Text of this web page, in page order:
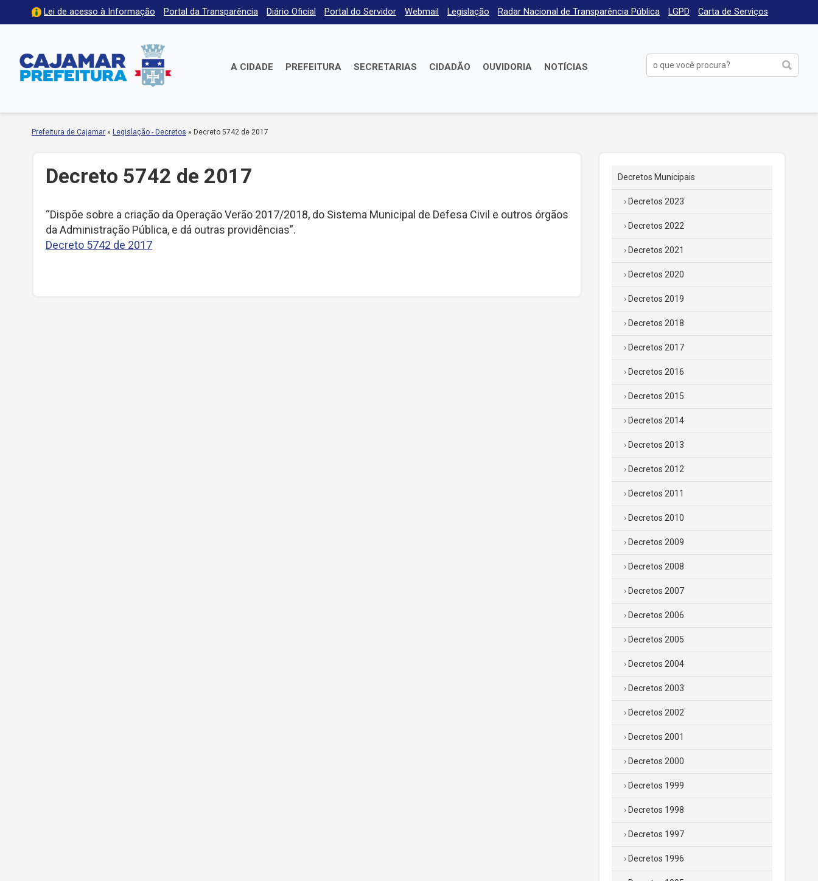
Lei de acesso à Informação Portal da Transparência Diário Oficial Portal do Servidor Webmail Legislação Radar Nacional de Transparência Pública LGPD Carta de Serviços
A CIDADE PREFEITURA SECRETARIAS CIDADÃO OUVIDORIA NOTÍCIAS
Prefeitura de Cajamar » Legislação - Decretos » Decreto 5742 de 2017
Decreto 5742 de 2017
“Dispõe sobre a criação da Operação Verão 2017/2018, do Sistema Municipal de Defesa Civil e outros órgãos
da Administração Pública, e dá outras providências”.
Decreto 5742 de 2017
Decretos Municipais
Decretos 2023
Decretos 2022
Decretos 2021
Decretos 2020
Decretos 2019
Decretos 2018
Decretos 2017
Decretos 2016
Decretos 2015
Decretos 2014
Decretos 2013
Decretos 2012
Decretos 2011
Decretos 2010
Decretos 2009
Decretos 2008
Decretos 2007
Decretos 2006
Decretos 2005
Decretos 2004
Decretos 2003
Decretos 2002
Decretos 2001
Decretos 2000
Decretos 1999
Decretos 1998
Decretos 1997
Decretos 1996